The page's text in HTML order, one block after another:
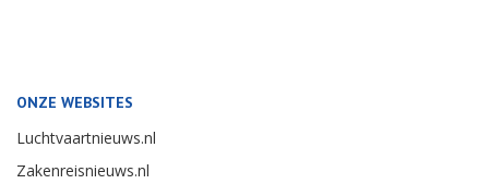
ONZE WEBSITES
Luchtvaartnieuws.nl
Zakenreisnieuws.nl